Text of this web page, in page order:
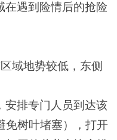
在遇到险情后的抢险
域地势较低，东侧
安排专门人员到达该
免树叶堵塞），打开